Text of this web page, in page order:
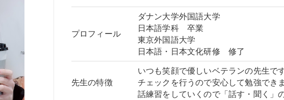
プロフィール
ダナン大学外国語大学
日本語学科 卒業
東京外国語大学
日本語・日本文化研修 修了
先生の特徴
いつも笑顔で優しいベテランの先生で
チェックを行うので安心して勉強でき
話練習をしていくので「話す・聞く」